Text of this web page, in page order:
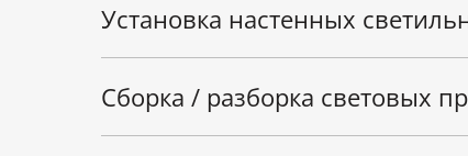
Установка настенных
Сборка / разборка световых